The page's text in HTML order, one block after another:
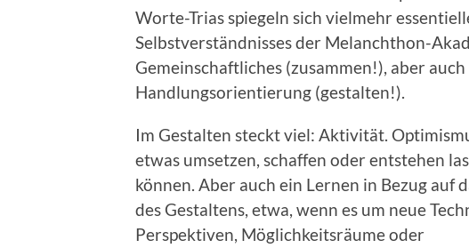
Worte-Trias spiegeln sich vielmehr
Selbstverständnisses der Melanchthon-
Gemeinschaftliches (zusammen!), aber
Handlungsorientierung (gestalten!).
Im Gestalten steckt viel: Aktivität.
etwas umsetzen, schaffen oder entstehen
können. Aber auch ein Lernen in Bezug auf
des Gestaltens, etwa, wenn es um neue
Perspektiven, Möglichkeitsräume oder